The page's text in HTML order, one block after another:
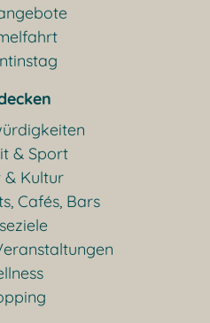
& Sport
& Kultur
Cafés, Bars